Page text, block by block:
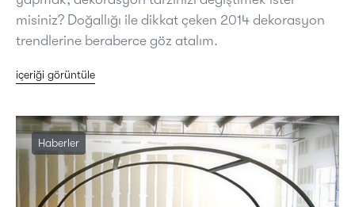
misiniz? Doğallığı ile dikkat çeken 2014 dekorasyon
trendlerine beraberce göz atalım.
içeriği görüntüle
Haberler